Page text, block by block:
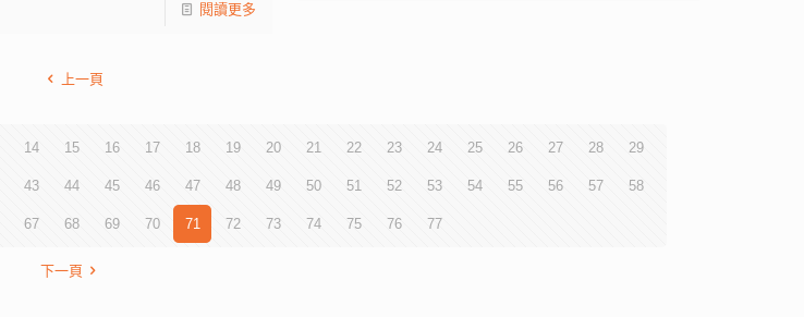
閱讀更多
上一頁
14 15 16 17 18 19 20 21 22 23 24 25 26 27 28 29
43 44 45 46 47 48 49 50 51 52 53 54 55 56 57 58
67 68 69 70 71 72 73 74 75 76 77
下一頁